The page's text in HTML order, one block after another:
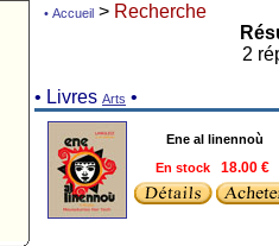
• Accueil > Recherche
2
• Livres Arts •
Ene al linennoù
En stock
18.00 €